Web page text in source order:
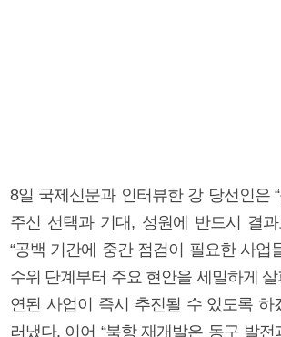
8일 국제신문과 인터뷰한 강 당선인은
주신 선택과 기대, 성원에 반드시 결과
“공백 기간에 중간 점검이 필요한 사업
수위 단계부터 주요 현안을 세밀하게
연된 사업이 즉시 추진될 수 있도록 하
러냈다. 이어 “북항 재개발은 동구 발